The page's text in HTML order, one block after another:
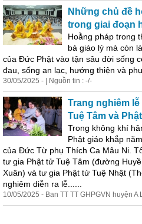
Những chủ đề
trong giai đoạn
Hoằng pháp trong
bá giáo lý mà còn
của Đức Phật vào tận sâu đời sống
đau, sống an lạc, hướng thiện và
30/05/2025 - | Nguồn tin : -/-
Trang nghiêm
Tuệ Tâm và
Trong không khí
Phật giáo khắp
của Đức Từ phụ Thích Ca Mâu Ni.
tư gia Phật tử Tuệ Tâm (đường
Xuân) và tư gia Phật tử Tuệ Nhật
nghiêm diễn ra lễ......
10/05/2025 - Ban TT TT GHPGVN huyện